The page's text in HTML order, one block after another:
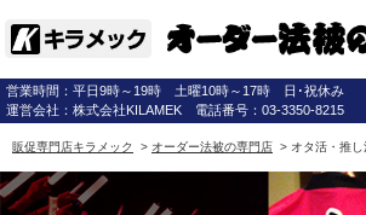
営業時間：平日9時～19時 土曜10時～17時 日･祝休み
運営会社：株式会社KILAMEK 電話番号：03-3350-8215
販促専門店キラメック > オーダー法被の専門店 > オタ活・推